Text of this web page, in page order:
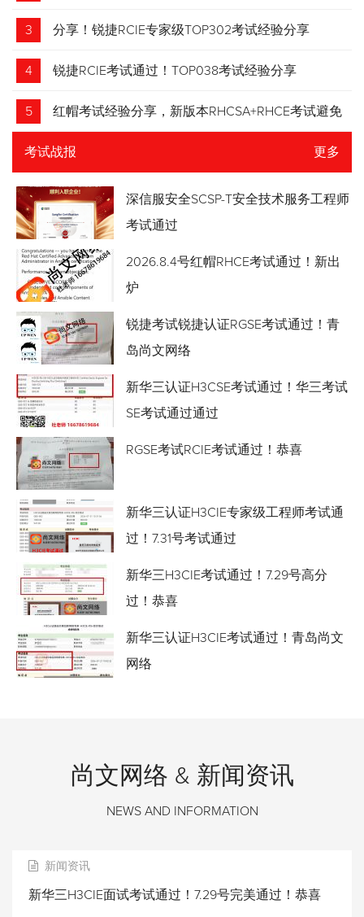
3 分享！锐捷RCIE专家级TOP302考试经验分享
4 锐捷RCIE考试通过！TOP038考试经验分享
5 红帽考试经验分享，新版本RHCSA+RHCE考试避免
踩坑
考试战报 更多
深信服安全SCSP-T安全技术服务工程师
考试通过
2026.8.4号红帽RHCE考试通过！新出
炉
锐捷考试锐捷认证RGSE考试通过！青
岛尚文网络
新华三认证H3CSE考试通过！华三考试
SE考试通过通过
RGSE考试RCIE考试通过！恭喜
新华三认证H3CIE专家级工程师考试通
过！7.31号考试通过
新华三H3CIE考试通过！7.29号高分
过！恭喜
新华三认证H3CIE考试通过！青岛尚文
网络
尚文网络 & 新闻资讯
NEWS AND INFORMATION
新闻资讯
新华三H3CIE面试考试通过！7.29号完美通过！恭喜